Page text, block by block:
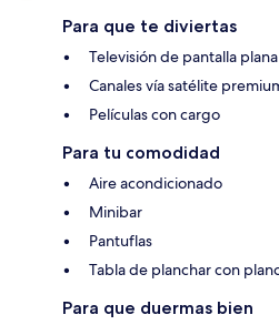
Para que te diviertas
Televisión de pantalla plana
Canales vía satélite
Películas con cargo
Para tu comodidad
Aire acondicionado
Minibar
Pantuflas
Tabla de planchar con
Para que duermas bien